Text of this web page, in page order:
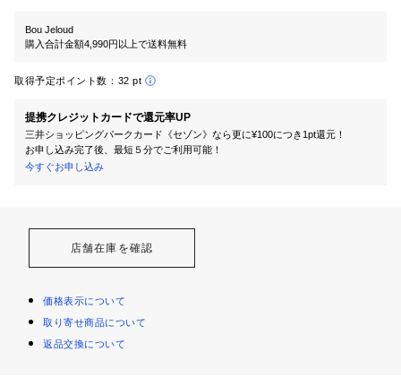
Bou Jeloud
購入合計金額4,990円以上で送料無料
取得予定ポイント数： 32 pt
提携クレジットカードで還元率UP
三井ショッピングパークカード《セゾン》なら更に¥100につき1pt還元！
お申し込み完了後、最短５分でご利用可能！
今すぐお申し込み
店舗在庫を確認
価格表示について
取り寄せ商品について
返品交換について